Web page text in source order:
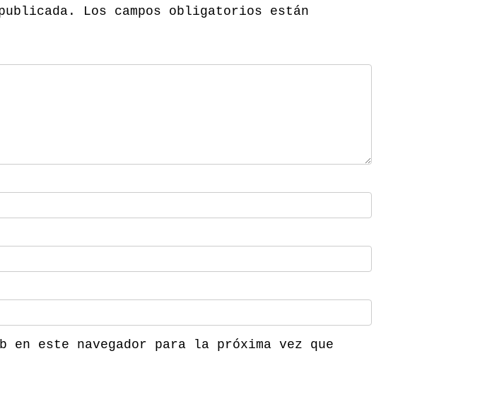
Los campos obligatorios están
en este navegador para la próxima vez que